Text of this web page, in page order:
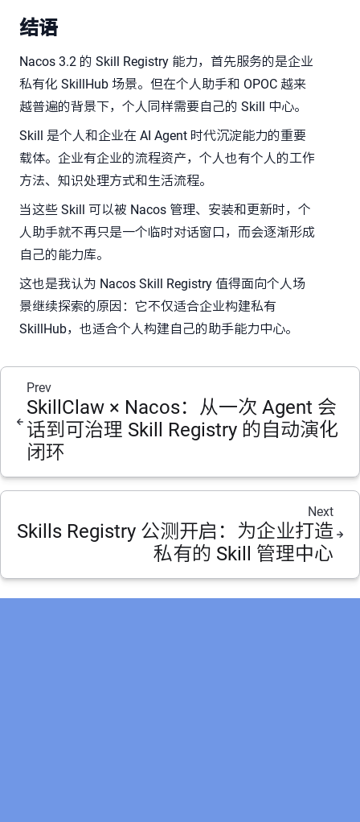
结语
Nacos 3.2 的 Skill Registry 能力，首先服务的是企业
私有化 SkillHub 场景。但在个人助手和 OPOC 越来
越普遍的背景下，个人同样需要自己的 Skill 中心。
Skill 是个人和企业在 AI Agent 时代沉淀能力的重要
载体。企业有企业的流程资产，个人也有个人的工作
方法、知识处理方式和生活流程。
当这些 Skill 可以被 Nacos 管理、安装和更新时，个
人助手就不再只是一个临时对话窗口，而会逐渐形成
自己的能力库。
这也是我认为 Nacos Skill Registry 值得面向个人场
景继续探索的原因：它不仅适合企业构建私有
SkillHub，也适合个人构建自己的助手能力中心。
Prev
SkillClaw × Nacos：从一次 Agent 会
话到可治理 Skill Registry 的自动演化
闭环
Next
Skills Registry 公测开启：为企业打造
私有的 Skill 管理中心